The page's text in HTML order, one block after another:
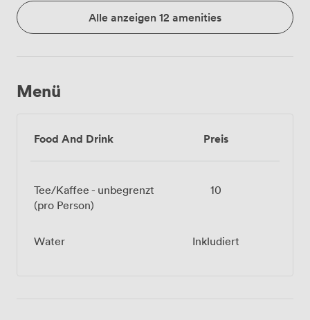
Alle anzeigen 12 amenities
Menü
Food And Drink Preis
Tee/Kaffee - unbegrenzt
(pro Person)
10
Water Inkludiert